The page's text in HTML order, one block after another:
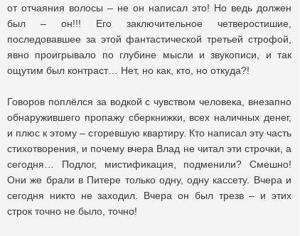
от отчаяния волосы – не он написал это! Но ведь должен
был – он!!! Его заключительное четверостишие,
последовавшее за этой фантастической третьей строфой,
явно проигрывало по глубине мысли и звукописи, и так
ощутим был контраст… Нет, но как, кто, но откуда?!
Говоров поплёлся за водкой с чувством человека, внезапно
обнаружившего пропажу сберкнижки, всех наличных денег,
и плюс к этому – сгоревшую квартиру. Кто написал эту часть
стихотворения, и почему вчера Влад не читал эти строчки, а
сегодня… Подлог, мистификация, подменили? Смешно!
Они же брали в Питере только одну, одну кассету. Вчера и
сегодня никто не заходил. Вчера он был трезв – и этих
строк точно не было, точно!